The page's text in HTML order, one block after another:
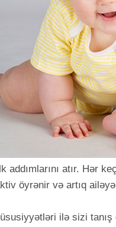
atır. Hər
öyrənir və artıq
ilə sizi tanış